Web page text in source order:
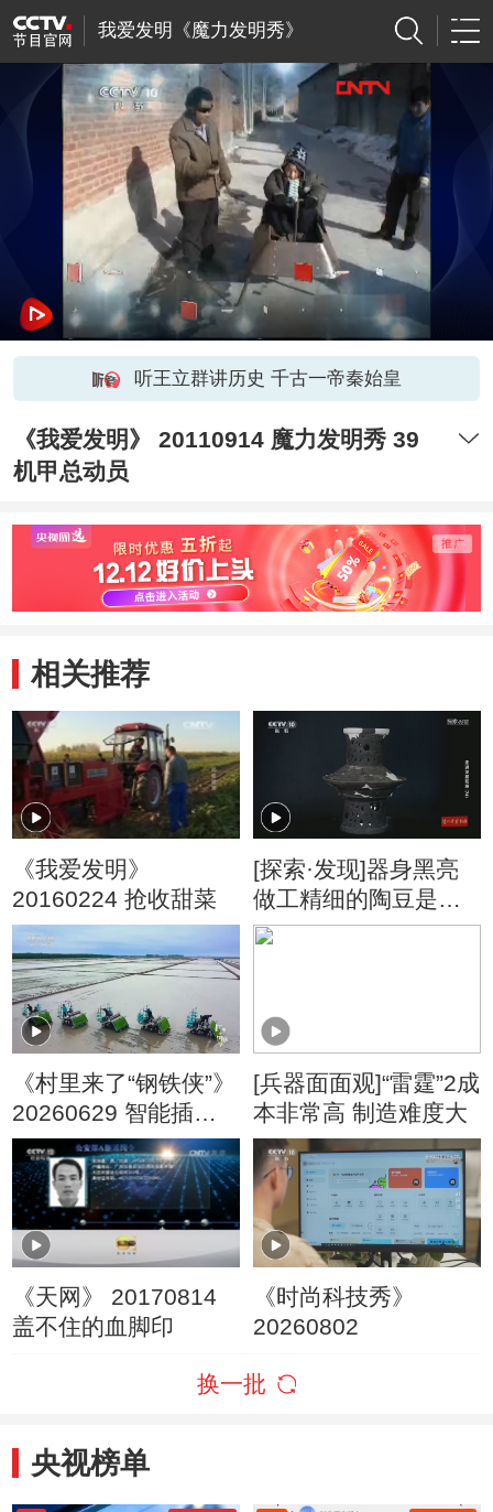
我爱发明《魔力发明秀》
听王立群讲历史 千古一帝秦始皇
《我爱发明》 20110914 魔力发明秀 39
机甲总动员
相关推荐
《我爱发明》
20160224 抢收甜菜
[探索·发现]器身黑亮
做工精细的陶豆是史
前的巅峰之作
《村里来了“钢铁侠”》
20260629 智能插秧
机
[兵器面面观]“雷霆”2成
本非常高 制造难度大
《天网》 20170814
盖不住的血脚印
《时尚科技秀》
20260802
换一批
央视榜单